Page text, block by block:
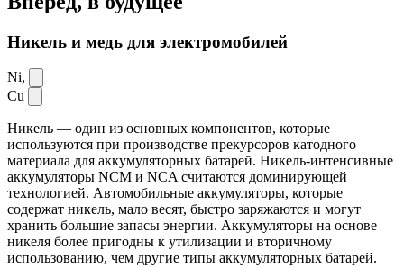
Никель и медь для электромобилей
Ni,
Cu
Никель — один из основных компонентов, которые
используются при производстве прекурсоров катодного
материала для аккумуляторных батарей. Никель-интенсивные
аккумуляторы NCM и NCA считаются доминирующей
технологией. Автомобильные аккумуляторы, которые
содержат никель, мало весят, быстро заряжаются и могут
хранить большие запасы энергии. Аккумуляторы на основе
никеля более пригодны к утилизации и вторичному
использованию, чем другие типы аккумуляторных батарей.